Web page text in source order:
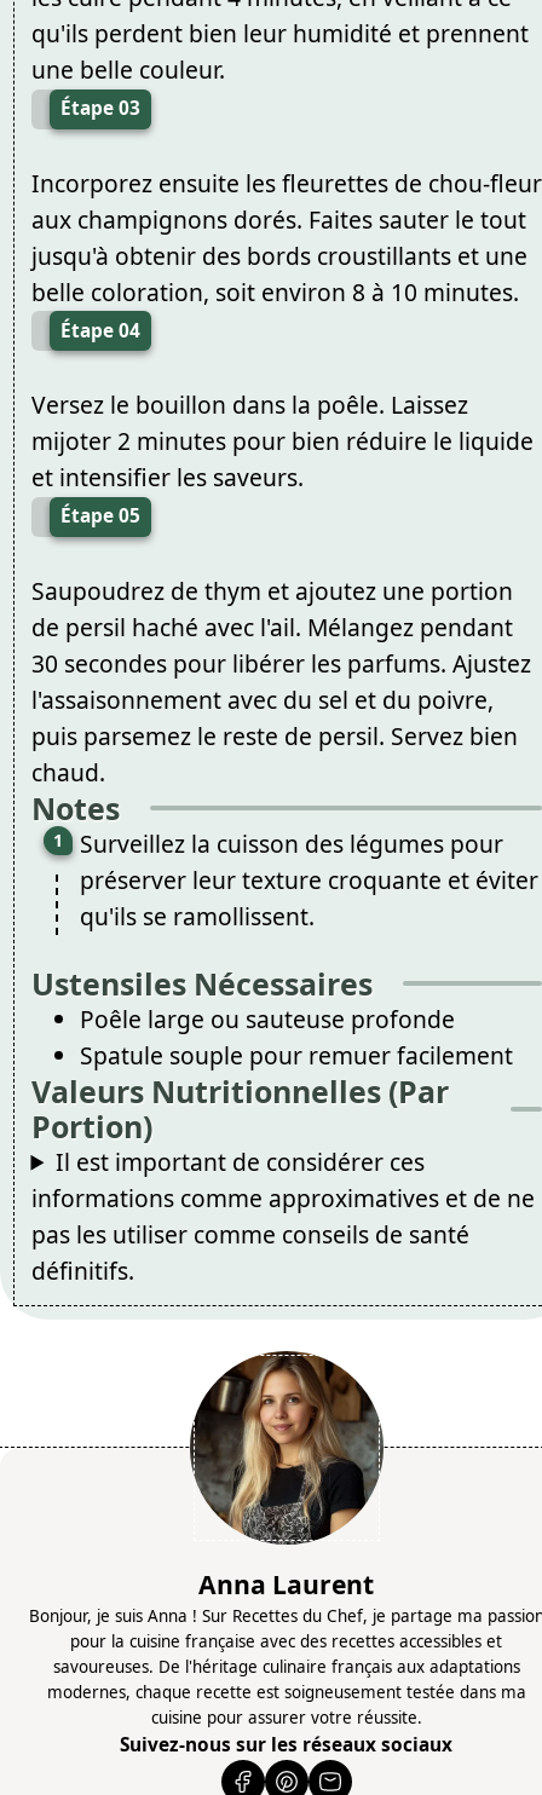
qu'ils perdent bien leur humidité et prennent
une belle couleur.
Étape 03
Incorporez ensuite les fleurettes de chou-fleur
aux champignons dorés. Faites sauter le tout
jusqu'à obtenir des bords croustillants et une
belle coloration, soit environ 8 à 10 minutes.
Étape 04
Versez le bouillon dans la poêle. Laissez
mijoter 2 minutes pour bien réduire le liquide
et intensifier les saveurs.
Étape 05
Saupoudrez de thym et ajoutez une portion
de persil haché avec l'ail. Mélangez pendant
30 secondes pour libérer les parfums. Ajustez
l'assaisonnement avec du sel et du poivre,
puis parsemez le reste de persil. Servez bien
chaud.
Notes
Surveillez la cuisson des légumes pour
préserver leur texture croquante et éviter
qu'ils se ramollissent.
Ustensiles Nécessaires
Poêle large ou sauteuse profonde
Spatule souple pour remuer facilement
Valeurs Nutritionnelles (Par
Portion)
Il est important de considérer ces
informations comme approximatives et de ne
pas les utiliser comme conseils de santé
définitifs.
Anna Laurent
Bonjour, je suis Anna ! Sur Recettes du Chef, je partage ma
pour la cuisine française avec des recettes accessibles et
savoureuses. De l'héritage culinaire français aux adaptations
modernes, chaque recette est soigneusement testée dans ma
cuisine pour assurer votre réussite.
Suivez-nous sur les réseaux sociaux